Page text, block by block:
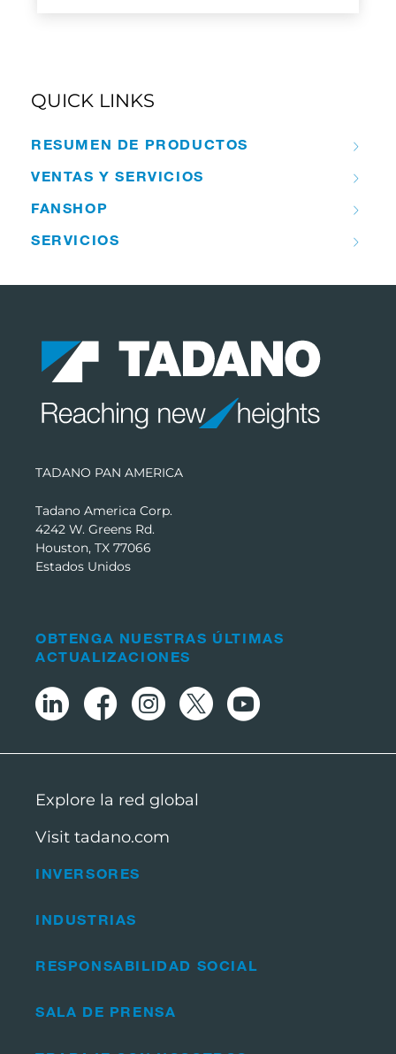
QUICK LINKS
RESUMEN DE PRODUCTOS
VENTAS Y SERVICIOS
FANSHOP
SERVICIOS
TADANO PAN AMERICA
Tadano America Corp.
4242 W. Greens Rd.
Houston, TX 77066
Estados Unidos
INVERSORES
INDUSTRIAS
RESPONSABILIDAD SOCIAL
SALA DE PRENSA
OBTENGA NUESTRAS ÚLTIMAS
ACTUALIZACIONES
Explore la red global
Visit tadano.com